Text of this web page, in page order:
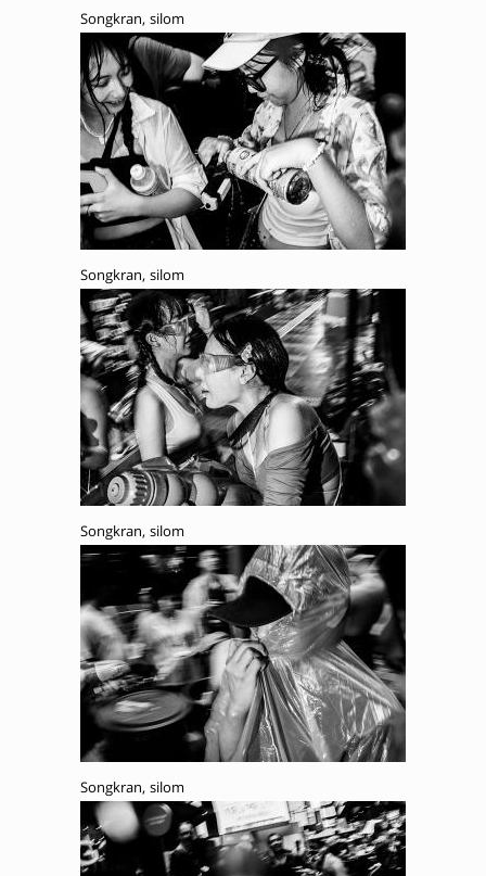
Songkran, silom
Songkran, silom
Songkran, silom
Songkran, silom